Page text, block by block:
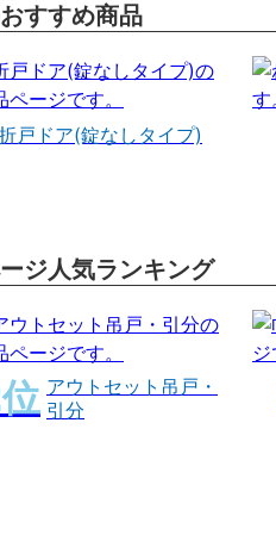
すすめ商品
戸ドア(錠なしタイプ)
ジ人気ランキング
アウトセット吊戸・
引分